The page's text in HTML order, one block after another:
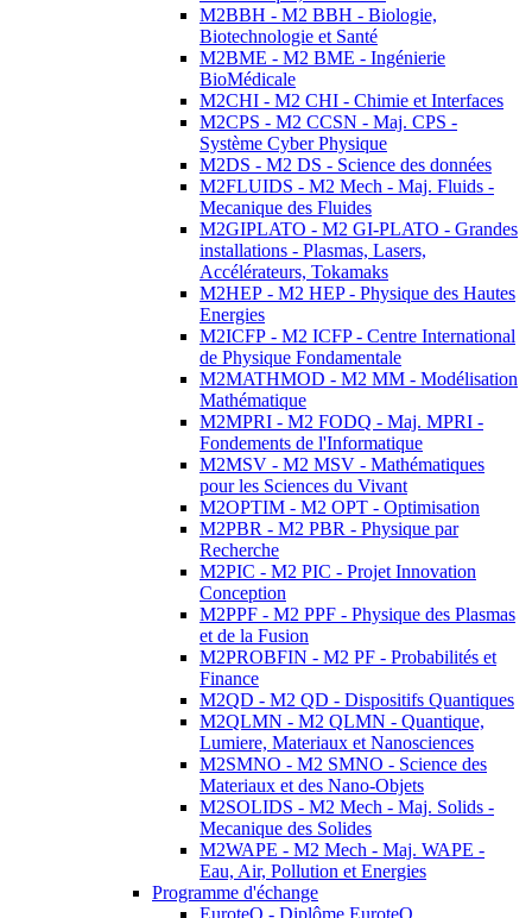
M2BBH - M2 BBH - Biologie,
Biotechnologie et Santé
M2BME - M2 BME - Ingénierie
BioMédicale
M2CHI - M2 CHI - Chimie et Interfaces
M2CPS - M2 CCSN - Maj. CPS -
Système Cyber Physique
M2DS - M2 DS - Science des données
M2FLUIDS - M2 Mech - Maj. Fluids -
Mecanique des Fluides
M2GIPLATO - M2 GI-PLATO - Grandes
installations - Plasmas, Lasers,
Accélérateurs, Tokamaks
M2HEP - M2 HEP - Physique des Hautes
Energies
M2ICFP - M2 ICFP - Centre International
de Physique Fondamentale
M2MATHMOD - M2 MM - Modélisation
Mathématique
M2MPRI - M2 FODQ - Maj. MPRI -
Fondements de l'Informatique
M2MSV - M2 MSV - Mathématiques
pour les Sciences du Vivant
M2OPTIM - M2 OPT - Optimisation
M2PBR - M2 PBR - Physique par
Recherche
M2PIC - M2 PIC - Projet Innovation
Conception
M2PPF - M2 PPF - Physique des Plasmas
et de la Fusion
M2PROBFIN - M2 PF - Probabilités et
Finance
M2QD - M2 QD - Dispositifs Quantiques
M2QLMN - M2 QLMN - Quantique,
Lumiere, Materiaux et Nanosciences
M2SMNO - M2 SMNO - Science des
Materiaux et des Nano-Objets
M2SOLIDS - M2 Mech - Maj. Solids -
Mecanique des Solides
M2WAPE - M2 Mech - Maj. WAPE -
Eau, Air, Pollution et Energies
Programme d'échange
EuroteQ - Diplôme EuroteQ